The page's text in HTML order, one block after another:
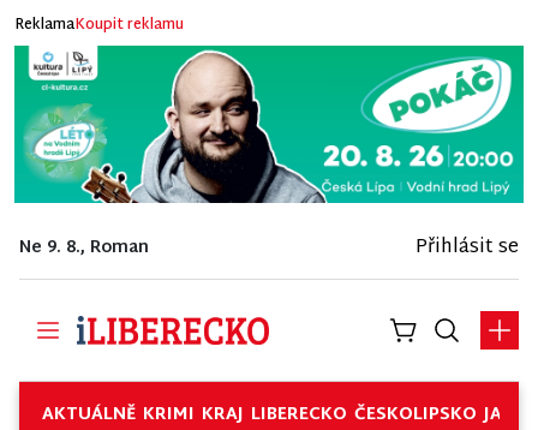
ReklamaKoupit reklamu
Ne 9. 8., Roman Přihlásit se
AKTUÁLNĚ KRIMI KRAJ LIBERECKO ČESKOLIPSKO